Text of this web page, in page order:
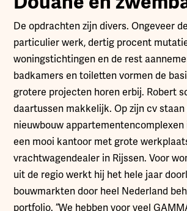
De opdrachten zijn divers. Ongeveer
particulier werk, dertig procent
woningstichtingen en de rest
badkamers en toiletten vormen de
grotere projecten horen erbij. Robert
daartussen makkelijk. Op zijn cv
nieuwbouw appartementencomplexen
een mooi kantoor met grote
vrachtwagendealer in Rijssen. Voor
uit de regio werkt hij het hele jaar
bouwmarkten door heel Nederland
portfolio. “We hebben voor veel